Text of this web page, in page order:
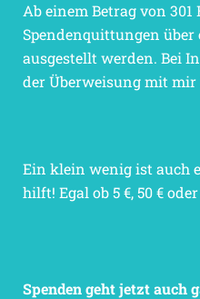
Ab einem Betrag von
Spendenquittungen
ausgestellt werden. Bei
der Überweisung mit
Ein klein wenig ist auch
hilft! Egal ob 5 €, 50 € oder
Spenden geht jetzt auch